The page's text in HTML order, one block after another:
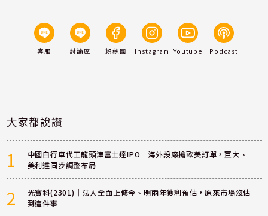
客服 討論區 粉絲團 Instagram Youtube Podcast
大家都說讚
1
中國自行車代工龍頭津富士達IPO 海外設廠搶歐美訂單，巨大、
美利達同步調整布局
2
光寶科(2301)｜法人全面上修今、明兩年獲利預估，原來市場沒估
到這件事